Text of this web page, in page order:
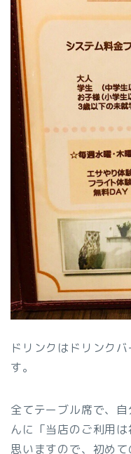
ドリンクはドリンク
す。
全てテーブル席で、
んに「当店のご利用
思いますので、初め